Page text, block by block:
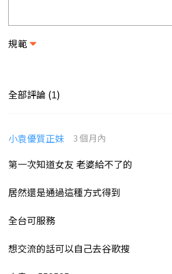
規範
全部評論 (1)
小袁優質正妹 3 個月內
第一次知道女友 老婆給不了的
居然還是通過這種方式得到
全台可服務
想交流的話可以自己去谷歌搜